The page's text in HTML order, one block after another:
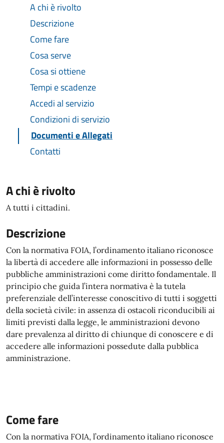
A chi è rivolto
Descrizione
Come fare
Cosa serve
Cosa si ottiene
Tempi e scadenze
Accedi al servizio
Condizioni di servizio
Documenti e Allegati
Contatti
A chi è rivolto
A tutti i cittadini.
Descrizione
Con la normativa FOIA, l’ordinamento italiano riconosce
la libertà di accedere alle informazioni in possesso delle
pubbliche amministrazioni come diritto fondamentale. Il
principio che guida l’intera normativa è la tutela
preferenziale dell’interesse conoscitivo di tutti i soggetti
della società civile: in assenza di ostacoli riconducibili ai
limiti previsti dalla legge, le amministrazioni devono
dare prevalenza al diritto di chiunque di conoscere e di
accedere alle informazioni possedute dalla pubblica
amministrazione.
Come fare
Con la normativa FOIA, l’ordinamento italiano riconosce